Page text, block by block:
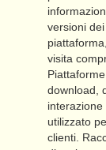
versioni
visita
download,
utilizzato
clienti.